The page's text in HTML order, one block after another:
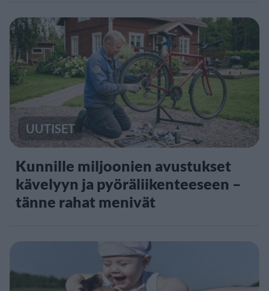
UUTISET
Kunnille miljoonien avustukset
kävelyyn ja pyöräliikenteeseen –
tänne rahat menivät